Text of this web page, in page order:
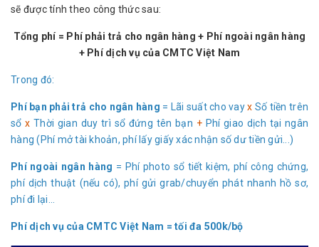
sẽ được tính theo công thức sau:
Tổng phí = Phí phải trả cho ngân hàng + Phí ngoài ngân hàng
+ Phí dịch vụ của CMTC Việt Nam
Trong đó:
Phí bạn phải trả cho ngân hàng = Lãi suất cho vayx Số tiền trên
sổ xThời gian duy trì sổ đứng tên bạn +Phí giao dịch tại ngân
hàng (Phí mở tài khoản, phí lấy giấy xác nhận số dư tiền gửi...)
Phí ngoài ngân hàng = Phí photo sổ tiết kiệm, phí công chứng,
phí dịch thuật (nếu có), phí gửi grab/chuyển phát nhanh hồ sơ,
phí đi lại...
Phí dịch vụ của CMTC Việt Nam = tối đa 500k/bộ